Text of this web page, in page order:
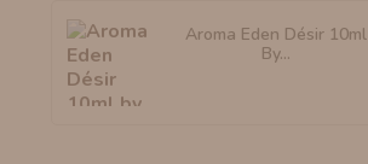
Aroma Eden Désir 10ml
By...